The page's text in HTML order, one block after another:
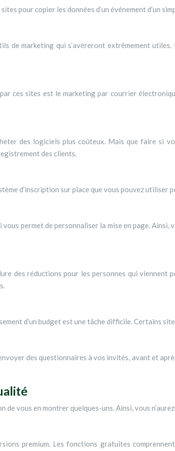
pour copier les données d’un événement d’un
de marketing qui s’avéreront extrêmement
ces sites est le marketing par courrier
des logiciels plus coûteux. Mais que faire si
des clients.
d’inscription sur place que vous pouvez
permet de personnaliser la mise en page.
des réductions pour les personnes qui viennent
d’un budget est une tâche difficile. Certains
des questionnaires à vos invités, avant et
de vous en montrer quelques-uns. Ainsi, vous
premium. Les fonctions gratuites